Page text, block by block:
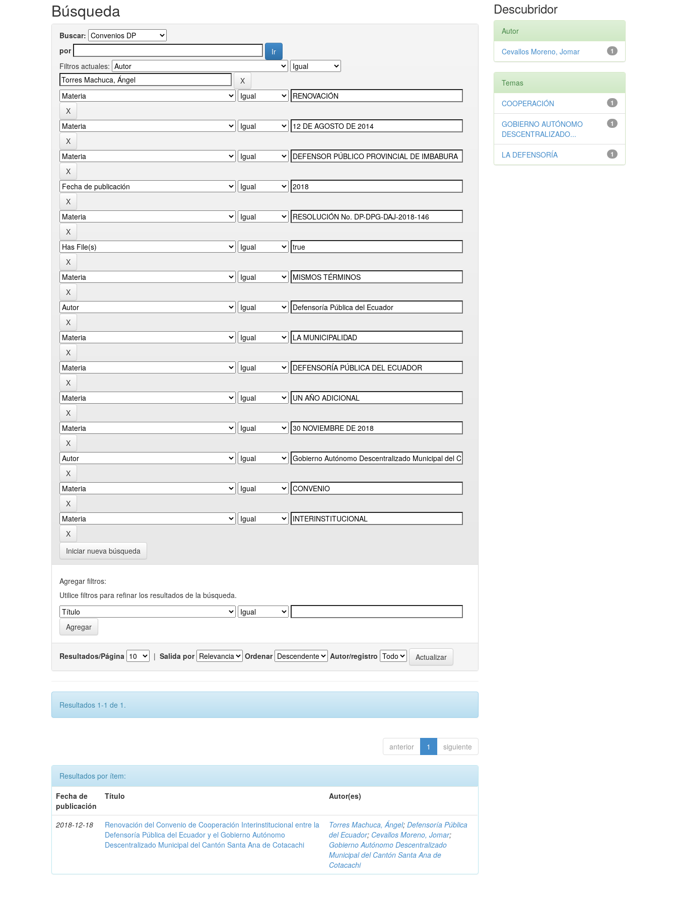
Búsqueda
Buscar:
por
Filtros actuales:
Iniciar nueva búsqueda
Agregar filtros:
Utilice filtros para refinar los resultados de la búsqueda.
Resultados/Página | Salida por Ordenar Autor/registro
Resultados 1-1 de 1.
anterior 1 siguiente
Resultados por ítem:
Fecha de
publicación
Título Autor(es)
2018-12-18
Renovación del Convenio de Cooperación Interinstitucional entre la
Defensoría Pública del Ecuador y el Gobierno Autónomo
Descentralizado Municipal del Cantón Santa Ana de Cotacachi
Torres Machuca, Ángel;Defensoría Pública
del Ecuador; Cevallos Moreno, Jomar;
Gobierno Autónomo Descentralizado
Municipal del Cantón Santa Ana de
Cotacachi
Descubridor
Autor
1
Cevallos Moreno, Jomar
Temas
1
COOPERACIÓN
1
GOBIERNO AUTÓNOMO
DESCENTRALIZADO...
1
LA DEFENSORÍA